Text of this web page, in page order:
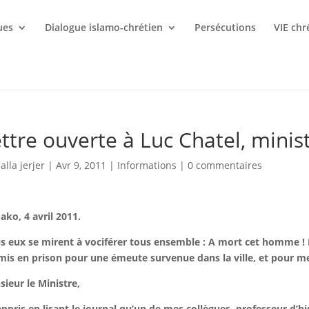
Dialogue islamo-chrétien Persécutions VIE
ouverte à Luc Chatel,
jerjer| Avr 9, 2011 | Informations | 0 commentaires
4 avril 2011.
eux se mirent à vociférer tous ensemble : A mort cet homme !
en prison pour une émeute survenue dans la ville, et pour
le Ministre,